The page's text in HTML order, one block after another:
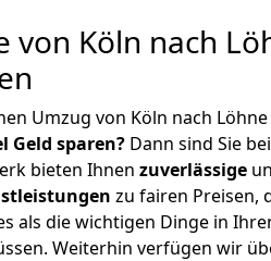
von Köln nach
Umzug von Köln nach
Geld sparen? Dann sind Sie
bieten Ihnen zuverlässige
zu fairen Preisen,
als die wichtigen Dinge in
Weiterhin verfügen wir